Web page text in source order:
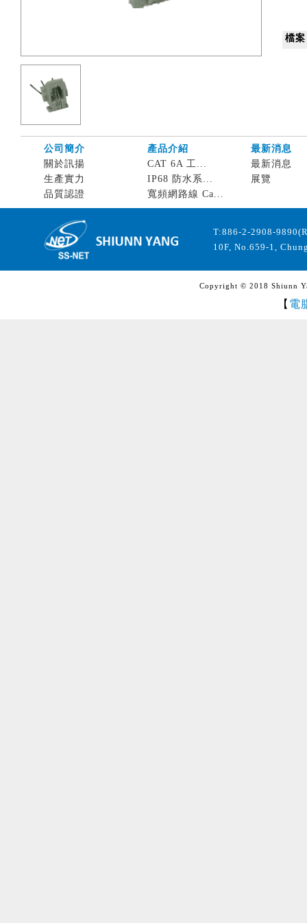
檔
公司簡介 產品介紹
最新消息
關於訊揚
生產實力
品質認證
CAT 6A 工...
IP68 防水系...
寬頻網路線 Ca...
最新消息
展覽
T:886-2-2908-
10F, No.659-1,
Copyright © 2018 Shiunn
【 電